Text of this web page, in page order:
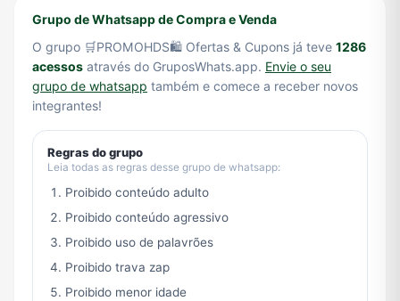
Grupo de Whatsapp de Compra e Venda
O grupo 🛒PROMOHDS🛍️ Ofertas & Cupons já teve 1286
acessos através do GruposWhats.app. Envie o seu
grupo de whatsapp também e comece a receber novos
integrantes!
Regras do grupo
Leia todas as regras desse grupo de whatsapp:
Proibido conteúdo adulto
Proibido conteúdo agressivo
Proibido uso de palavrões
Proibido trava zap
Proibido menor idade